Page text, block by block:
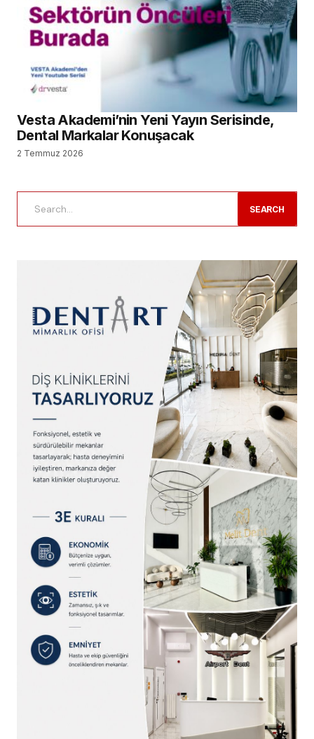
Vesta Akademi’nin Yeni Yayın Serisinde,
Dental Markalar Konuşacak
2 Temmuz 2026
SEARCH